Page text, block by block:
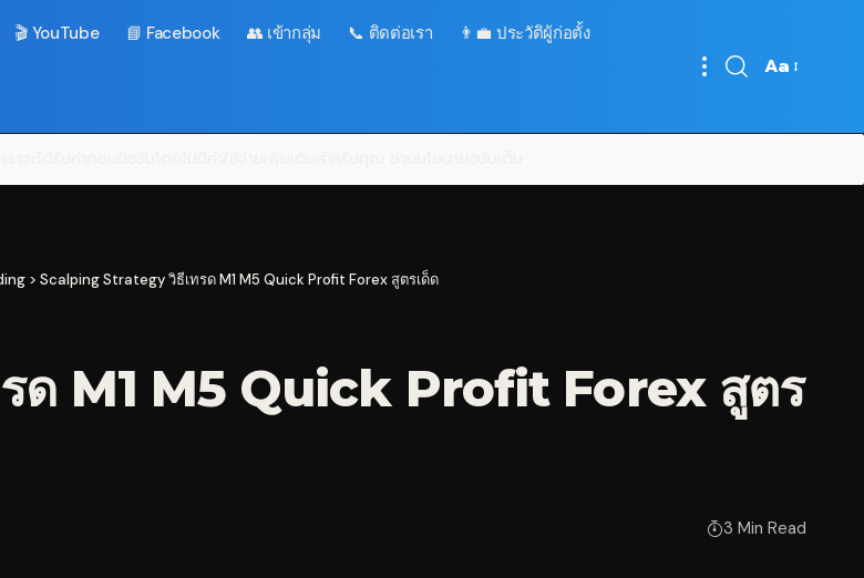
🎬 YouTube 📘 Facebook 👥 เข้ากลุ่ม 📞 ติดต่อเรา 👨‍💼 ประวัติผู้ก่อตั้ง
Font
Aa
> Scalping Strategy วิธีเทรด M1 M5 Quick Profit Forex สูตรเด็ด
ด M1 M5 Quick Profit Forex สูตร
3 Min Read